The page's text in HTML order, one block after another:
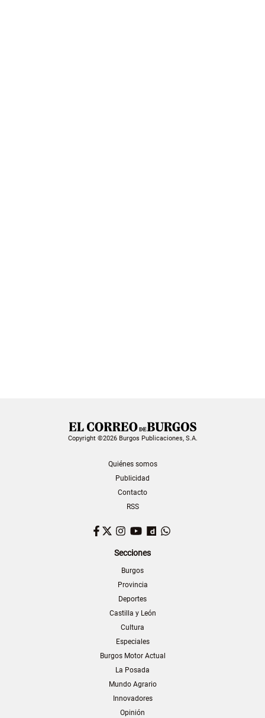
Copyright ©2026 Burgos Publicaciones, S.A.
Quiénes somos
Publicidad
Contacto
RSS
Facebook
TwitterInstagram
YouTubeDailymotion
Secciones
Burgos
Provincia
Deportes
Castilla y León
Cultura
Especiales
Burgos Motor Actual
La Posada
Mundo Agrario
Innovadores
Opinión